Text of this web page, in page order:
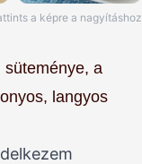
a képre a nagyításhoz
süteménye, a
langyos